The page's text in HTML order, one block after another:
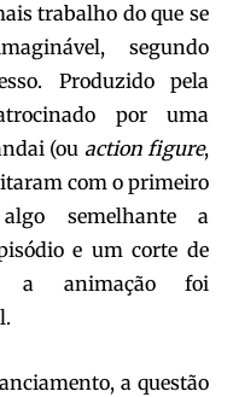
trabalho do que se
segundo
Produzido pela
por uma
(ou action figure,
com o primeiro
semelhante a
e um corte de
a animação foi
a questão